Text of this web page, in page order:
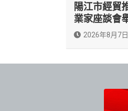
陽江市經貿
業家座談會
2026年8月7日